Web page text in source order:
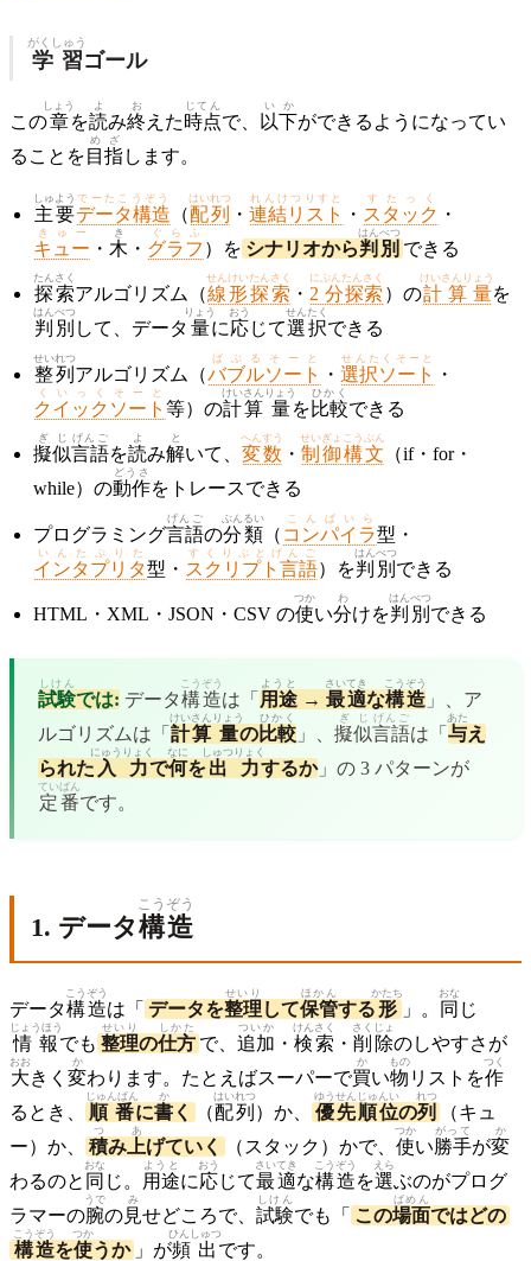
学習
がくしゅう
ゴール
この章
しょう
を読
よ
み終
お
えた時点
じてん
で、 以下
いか
ができるようになってい
ることを 目指
めざ
します。
主要
しゅよう
データ構造
でーたこうぞう
（配列
はいれつ
・ 連結リスト
れんけつりすと
・ スタック
すたっく
・
キュー
きゅー
・ 木
き
・ グラフ
ぐらふ
）を シナリオから判別
はんべつ
できる
探索
たんさく
アルゴリズム（線形探索
せんけいたんさく
・ 2 分探索
にぶんたんさく
）の計算量
けいさんりょう
を
判別
はんべつ
して、データ 量
りょう
に応
おう
じて選択
せんたく
できる
整列
せいれつ
アルゴリズム（バブルソート
ばぶるそーと
・ 選択ソート
せんたくそーと
・
クイックソート
くいっくそーと
等）の計算
けいさん
量
りょう
を比較
ひかく
できる
擬似
ぎじ
言語
げんご
を読
よ
み解
と
いて、 変数
へんすう
・ 制御構文
せいぎょこうぶん
（if・for・
while）の動作
どうさ
をトレースできる
プログラミング言語
げんご
の分類
ぶんるい
（ コンパイラ
こんぱいら
型・
インタプリタ
いんたぷりた
型・ スクリプト言語
すくりぷとげんご
）を判別
はんべつ
できる
HTML・XML・JSON・CSV の使
つか
い分
わ
けを判別
はんべつ
できる
試験
しけん
では: データ構造
こうぞう
は「 用途
ようと
→ 最適
さいてき
な構造
こうぞう
」、ア
ルゴリズムは「 計算
けいさん
量
りょう
の比較
ひかく
」、 擬似
ぎじ
言語
げんご
は「 与
あた
え
られた 入力
にゅうりょく
で何
なに
を出力
しゅつりょく
するか」の 3 パターンが
定番
ていばん
です。
1. データ構造
こうぞう
データ構造
こうぞう
は「 データを整理
せいり
して保管
ほかん
する形
かたち
」。 同
おな
じ
情報
じょうほう
でも 整理
せいり
の仕方
しかた
で、 追加
ついか
・ 検索
けんさく
・ 削除
さくじょ
のしやすさが
大
おお
きく 変
か
わります。たとえばスーパーで買
か
い物
もの
リストを作
つく
るとき、 順番
じゅんばん
に書
か
く （配列
はいれつ
）か、 優先
ゆうせん
順位
じゅんい
の列
れつ
（キュ
ー）か、
積
つ
み 上
あ
げていく （スタック）かで、 使
つか
い勝手
がって
が変
か
わるのと 同
おな
じ。 用途
ようと
に応
おう
じて最適
さいてき
な構造
こうぞう
を選
えら
ぶのがプログ
ラマーの腕
うで
の見
み
せどころで、 試験
しけん
でも「 この場面
ばめん
ではどの
構造
こうぞう
を使
つか
うか 」が頻出
ひんしゅつ
です。